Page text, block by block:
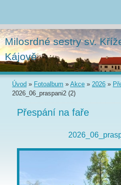
Milosrdné sestry sv.
Kájově
Úvod » Fotoalbum » Akce » 2026 »
2026_06_praspani2 (2)
Přespání na faře